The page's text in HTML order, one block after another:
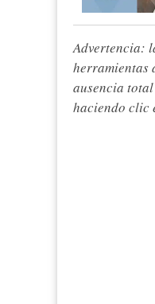
Advertencia:
herramientas
ausencia
haciendo clic